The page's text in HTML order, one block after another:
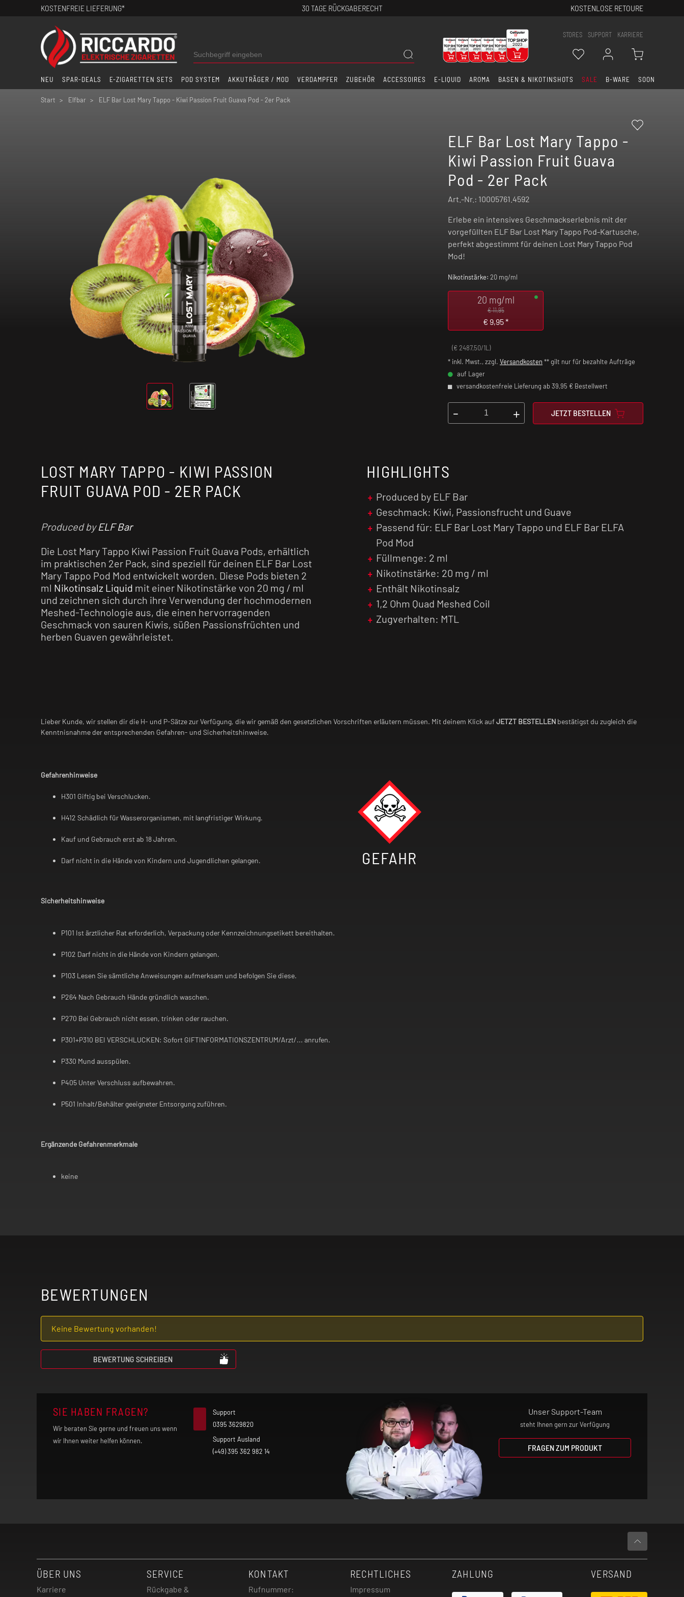
KOSTENFREIE LIEFERUNG* 30 TAGE RÜCKGABERECHT KOSTENLOSE RETOURE
STORES SUPPORT KARRIERE
NEU SPAR-DEALS E-ZIGARETTEN SETS POD SYSTEM AKKUTRÄGER / MOD VERDAMPFER ZUBEHÖR ACCESSOIRES E-LIQUID AROMA BASEN & NIKOTINSHOTS SALE B-WARE SOON
Start Elfbar ELF Bar Lost Mary Tappo - Kiwi Passion Fruit Guava Pod - 2er Pack
ELF Bar Lost Mary Tappo -
Kiwi Passion Fruit Guava
Pod - 2er Pack
Art.-Nr.: 10005761.4592
Erlebe ein intensives Geschmackserlebnis mit der
vorgefüllten ELF Bar Lost Mary Tappo Pod-Kartusche,
perfekt abgestimmt für deinen Lost Mary Tappo Pod
Mod!
Nikotinstärke: 20 mg/ml
20 mg/ml
€ 11,95
€ 9,95*
(€ 2487,50/1L)
* inkl. Mwst., zzgl. Versandkosten ** gilt nur für bezahlte Aufträge
auf Lager
versandkostenfreie Lieferung ab 39,95 € Bestellwert
- + JETZT BESTELLEN
LOST MARY TAPPO - KIWI PASSION
FRUIT GUAVA POD - 2ER PACK
Produced byELF Bar
Die Lost Mary Tappo Kiwi Passion Fruit Guava Pods, erhältlich
im praktischen 2er Pack, sind speziell für deinen ELF Bar Lost
Mary Tappo Pod Mod entwickelt worden. Diese Pods bieten 2
ml Nikotinsalz Liquid mit einer Nikotinstärke von 20 mg / ml
und zeichnen sich durch ihre Verwendung der hochmodernen
Meshed-Technologie aus, die einen hervorragenden
Geschmack von sauren Kiwis, süßen Passionsfrüchten und
herben Guaven gewährleistet.
HIGHLIGHTS
Produced by ELF Bar
Geschmack: Kiwi, Passionsfrucht und Guave
Passend für: ELF Bar Lost Mary Tappo und ELF Bar ELFA
Pod Mod
Füllmenge: 2 ml
Nikotinstärke: 20 mg / ml
Enthält Nikotinsalz
1,2 Ohm Quad Meshed Coil
Zugverhalten: MTL
Lieber Kunde, wir stellen dir die H- und P-Sätze zur Verfügung, die wir gemäß den gesetzlichen Vorschriften erläutern müssen. Mit deinem Klick aufJETZT BESTELLEN bestätigst du zugleich die
Kenntnisnahme der entsprechenden Gefahren- und Sicherheitshinweise.
Gefahrenhinweise
H301 Giftig bei Verschlucken.
H412 Schädlich für Wasserorganismen, mit langfristiger Wirkung.
Kauf und Gebrauch erst ab 18 Jahren.
Darf nicht in die Hände von Kindern und Jugendlichen gelangen. GEFAHR
Sicherheitshinweise
P101 Ist ärztlicher Rat erforderlich, Verpackung oder Kennzeichnungsetikett bereithalten.
P102 Darf nicht in die Hände von Kindern gelangen.
P103 Lesen Sie sämtliche Anweisungen aufmerksam und befolgen Sie diese.
P264 Nach Gebrauch Hände gründlich waschen.
P270 Bei Gebrauch nicht essen, trinken oder rauchen.
P301+P310 BEI VERSCHLUCKEN: Sofort GIFTINFORMATIONSZENTRUM/Arzt/... anrufen.
P330 Mund ausspülen.
P405 Unter Verschluss aufbewahren.
P501 Inhalt/Behälter geeigneter Entsorgung zuführen.
Ergänzende Gefahrenmerkmale
keine
BEWERTUNGEN
Keine Bewertung vorhanden!
BEWERTUNG SCHREIBEN
SIE HABEN FRAGEN?
Wir beraten Sie gerne und freuen uns wenn
wir Ihnen weiter helfen können.
Support
0395 3629820
Support Ausland
(+49) 395 362 982 14
Unser Support-Team
steht Ihnen gern zur Verfügung
FRAGEN ZUM PRODUKT
ÜBER UNS
Karriere
SERVICE
Rückgabe &
KONTAKT
Rufnummer:
RECHTLICHES
Impressum
ZAHLUNG VERSAND